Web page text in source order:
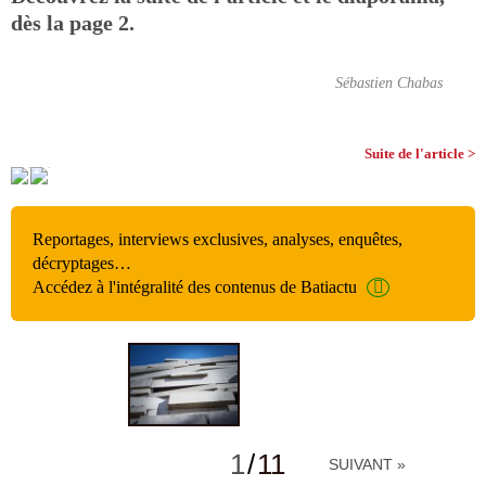
dès la page 2.
Sébastien Chabas
Suite de l'article >
Reportages, interviews exclusives, analyses, enquêtes,
décryptages…
Accédez à l'intégralité des contenus de Batiactu
1/11 SUIVANT »